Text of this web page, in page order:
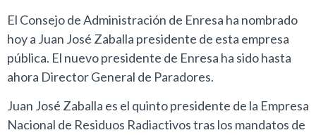
El Consejo de Administración de Enresa ha nombrado
hoy a Juan José Zaballa presidente de esta empresa
pública. El nuevo presidente de Enresa ha sido hasta
ahora Director General de Paradores.
Juan José Zaballa es el quinto presidente de la Empresa
Nacional de Residuos Radiactivos tras los mandatos de